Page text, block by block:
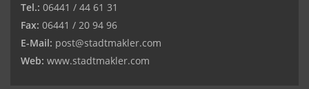
Tel.: 06441 / 44 61 31
Fax: 06441 / 20 94 96
E-Mail: post@stadtmakler.com
Web: www.stadtmakler.com